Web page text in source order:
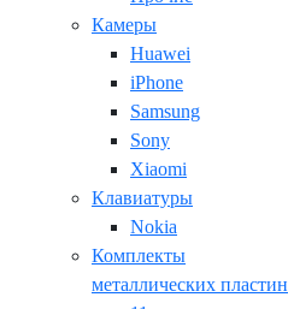
Камеры
Huawei
iPhone
Samsung
Sony
Xiaomi
Клавиатуры
Nokia
Комплекты
металлических пластин